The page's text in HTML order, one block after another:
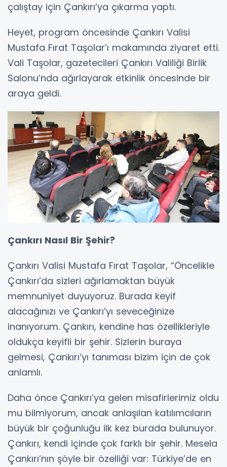
çalıştay için Çankırı’ya çıkarma yaptı.
Heyet, program öncesinde Çankırı Valisi
Mustafa Fırat Taşolar’ı makamında ziyaret etti.
Vali Taşolar, gazetecileri Çankırı Valiliği Birlik
Salonu’nda ağırlayarak etkinlik öncesinde bir
araya geldi.
Çankırı Nasıl Bir Şehir?
Çankırı Valisi Mustafa Fırat Taşolar, “Öncelikle
Çankırı’da sizleri ağırlamaktan büyük
memnuniyet duyuyoruz. Burada keyif
alacağınızı ve Çankırı’yı seveceğinize
inanıyorum. Çankırı, kendine has özellikleriyle
oldukça keyifli bir şehir. Sizlerin buraya
gelmesi, Çankırı’yı tanıması bizim için de çok
anlamlı.
Daha önce Çankırı’ya gelen misafirlerimiz oldu
mu bilmiyorum, ancak anlaşılan katılımcıların
büyük bir çoğunluğu ilk kez burada bulunuyor.
Çankırı, kendi içinde çok farklı bir şehir. Mesela
Çankırı’nın şöyle bir özelliği var: Türkiye’de en